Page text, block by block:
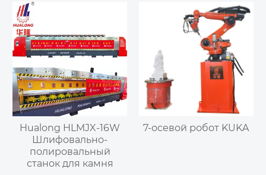
Hualong HLMJX-16W
Шлифовально-
полировальный
станок для камня
7-осевой робот KUKA